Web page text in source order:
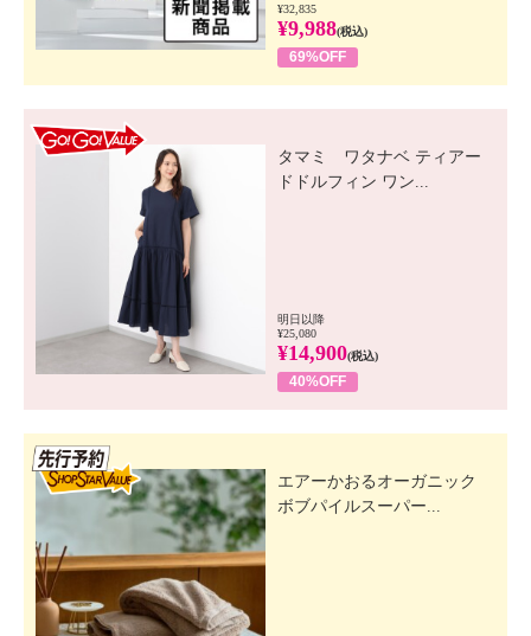
¥32,835
¥9,988(税込)
69%OFF
タマミ ワタナベ ティアー
ドドルフィン ワン...
明日以降
¥25,080
¥14,900(税込)
40%OFF
エアーかおるオーガニック
ボブパイルスーパー...